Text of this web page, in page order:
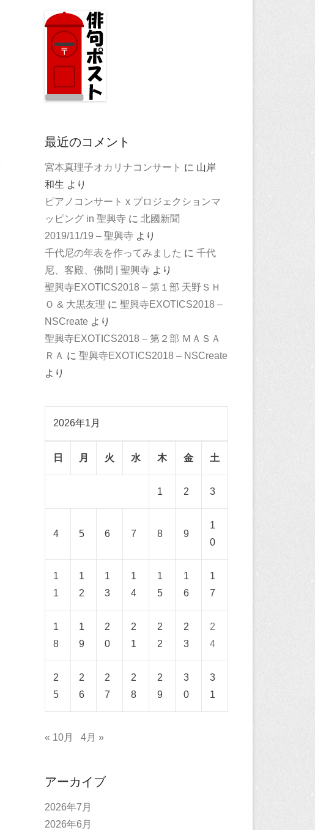
最近のコメント
宮本真理子オカリナコンサート に 山岸
和生 より
ピアノコンサート x プロジェクションマ
ッピング in 聖興寺 に 北國新聞
2019/11/19 – 聖興寺 より
千代尼の年表を作ってみました に 千代
尼、客殿、佛間 | 聖興寺 より
聖興寺EXOTICS2018 – 第１部 天野ＳＨ
Ｏ & 大黒友理 に 聖興寺EXOTICS2018 –
NSCreate より
聖興寺EXOTICS2018 – 第２部 ＭＡＳＡ
ＲＡ に 聖興寺EXOTICS2018 – NSCreate
より
2026年1月
日 月 火 水 木 金 土
1 2 3
4 5 6 7 8 9
1
0
1
1
1
2
1
3
1
4
1
5
1
6
1
7
1
8
1
9
2
0
2
1
2
2
2
3
2
4
2
5
2
6
2
7
2
8
2
9
3
0
3
1
« 10月 4月 »
アーカイブ
2026年7月
2026年6月